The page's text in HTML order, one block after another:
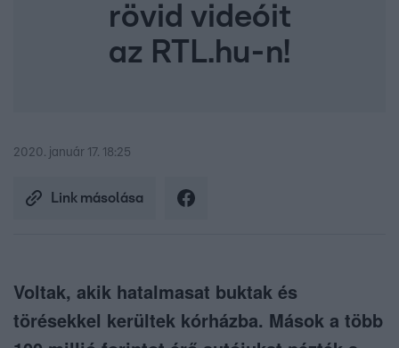
rövid videóit
az RTL.hu-n!
2020. január 17. 18:25
Link másolása
Voltak, akik hatalmasat buktak és
törésekkel kerültek kórházba. Mások a több